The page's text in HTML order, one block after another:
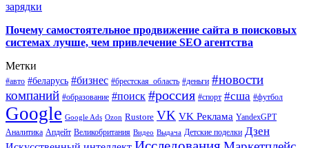
зарядки
Почему самостоятельное продвижение сайта в поисковых
системах лучше, чем привлечение SEO агентства
Метки
#авто #беларусь #бизнес #брестская_область #деньги #новости
компаний #образование #поиск #россия #спорт #сша #футбол
Google Google Ads Ozon Rustore VK VK Реклама YandexGPT
Аналитика Апдейт Великобритания Видео Выдача Детские поделки Дзен